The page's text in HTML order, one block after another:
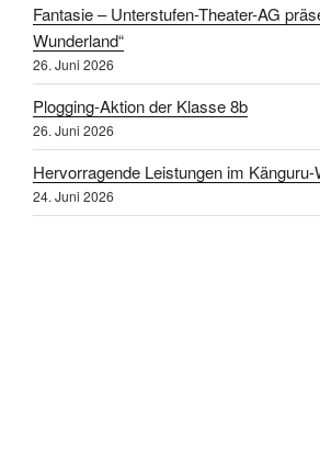
Fantasie – Unterstufen-Theater-AG
Wunderland“
26. Juni 2026
Plogging-Aktion der Klasse 8b
26. Juni 2026
Hervorragende Leistungen im Känguru-
24. Juni 2026